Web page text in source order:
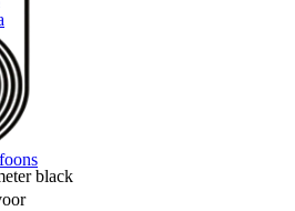
black